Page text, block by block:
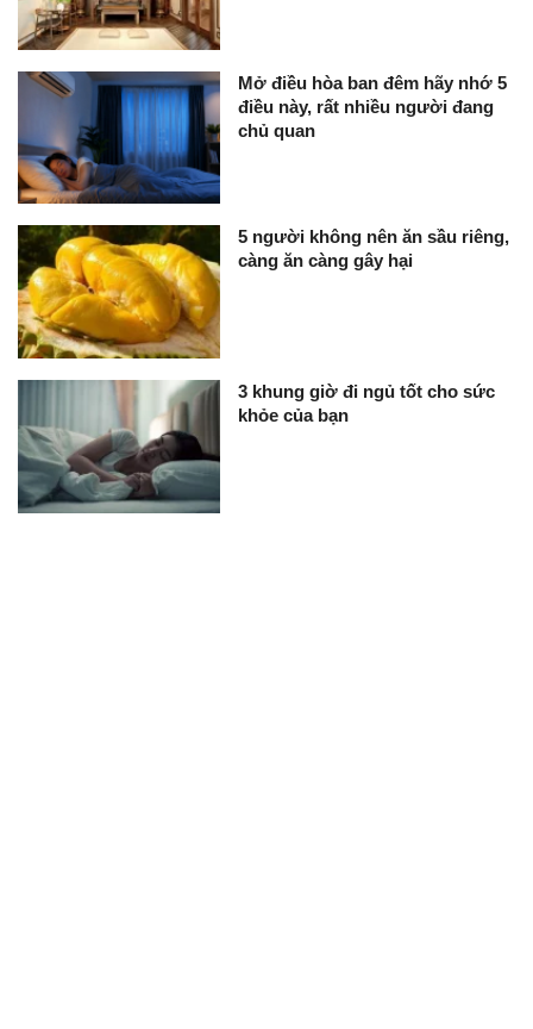
Mở điều hòa ban đêm hãy nhớ 5
điều này, rất nhiều người đang
chủ quan
5 người không nên ăn sầu riêng,
càng ăn càng gây hại
3 khung giờ đi ngủ tốt cho sức
khỏe của bạn